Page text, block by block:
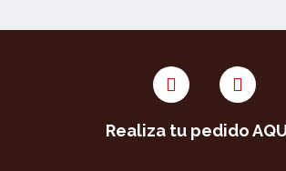
Realiza tu pedido